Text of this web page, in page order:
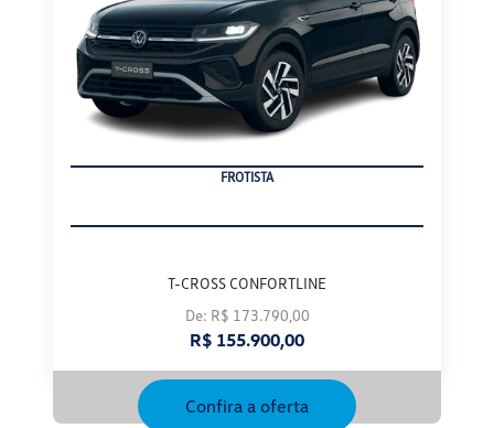
FROTISTA
T-CROSS CONFORTLINE
De: R$ 173.790,00
R$ 155.900,00
Confira a oferta